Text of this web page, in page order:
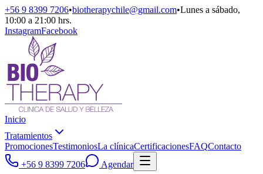
+56 9 8399 7206•biotherapychile@gmail.com•Lunes a sábado,
10:00 a 21:00 hrs.
InstagramFacebook
Inicio
Tratamientos
PromocionesTestimoniosLa clínicaCertificacionesFAQContacto
+56 9 8399 7206
Agendar